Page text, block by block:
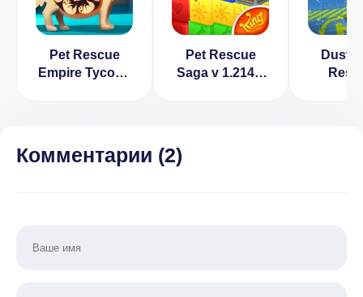
Pet Rescue
Empire Tycoon
Pet Rescue
Saga v 1.214.9
Комментарии (2)